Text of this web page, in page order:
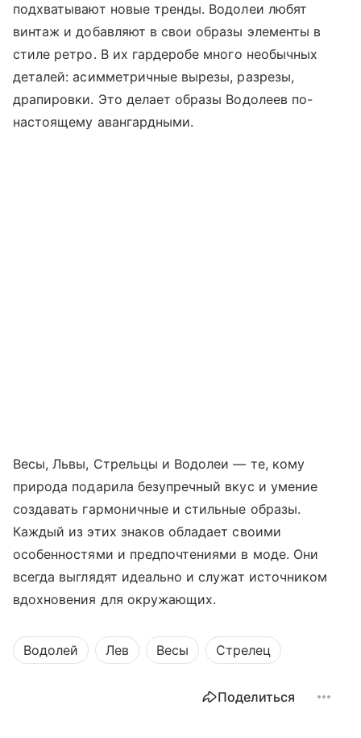
подхватывают новые тренды. Водолеи любят
винтаж и добавляют в свои образы элементы в
стиле ретро. В их гардеробе много необычных
деталей: асимметричные вырезы, разрезы,
драпировки. Это делает образы Водолеев по-
настоящему авангардными.
Весы, Львы, Стрельцы и Водолеи — те, кому
природа подарила безупречный вкус и умение
создавать гармоничные и стильные образы.
Каждый из этих знаков обладает своими
особенностями и предпочтениями в моде. Они
всегда выглядят идеально и служат источником
вдохновения для окружающих.
Водолей Лев Весы Стрелец
Поделиться